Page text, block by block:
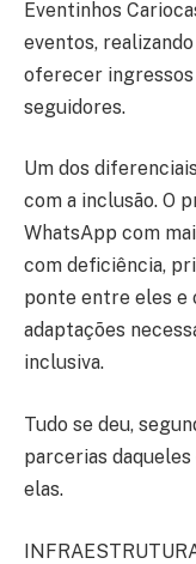
Eventinhos
eventos,
oferecer
seguidores.
Um dos
com a inclusão. O
WhatsApp com
com deficiência,
ponte entre eles e
adaptações
inclusiva.
Tudo se deu,
parcerias daqueles
elas.